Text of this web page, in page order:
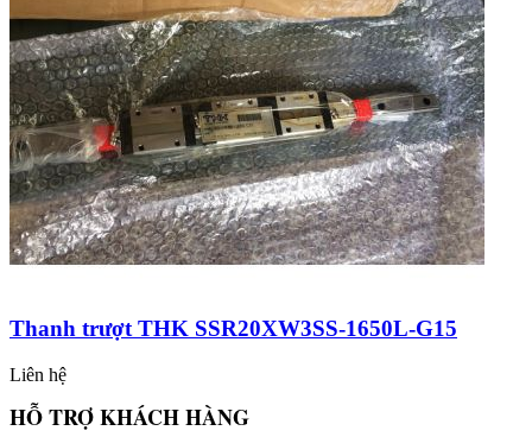
Thanh trượt THK SSR20XW3SS-1650L-G15
Liên hệ
HỖ TRỢ KHÁCH HÀNG